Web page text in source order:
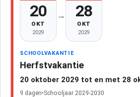
20
OKT
2029
→ 28
OKT
2029
SCHOOLVAKANTIE
Herfstvakantie
20 oktober 2029 tot en met 28
9 dagen•Schooljaar 2029-2030